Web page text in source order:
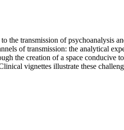
the transmission of
of transmission: the analytical
the creation of a space
vignettes illustrate these